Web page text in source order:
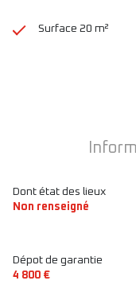
Surface 20 m²
Dont état des lieux
Non renseigné
Dépot de garantie
4 800 €